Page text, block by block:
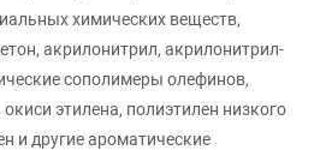
химических веществ,
акрилонитрил, акрилонитрил-
сополимеры олефинов,
этилена, полиэтилен низкого
и другие ароматические